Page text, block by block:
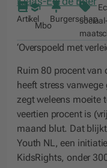
Artikel
Mbo
Burgerschap
‘Overspoeld met
Ruim 80 procent van
heeft stress
zegt weleens moeite
veertien procent is
maand blut. Dat
Youth NL, een
KidsRights, onder